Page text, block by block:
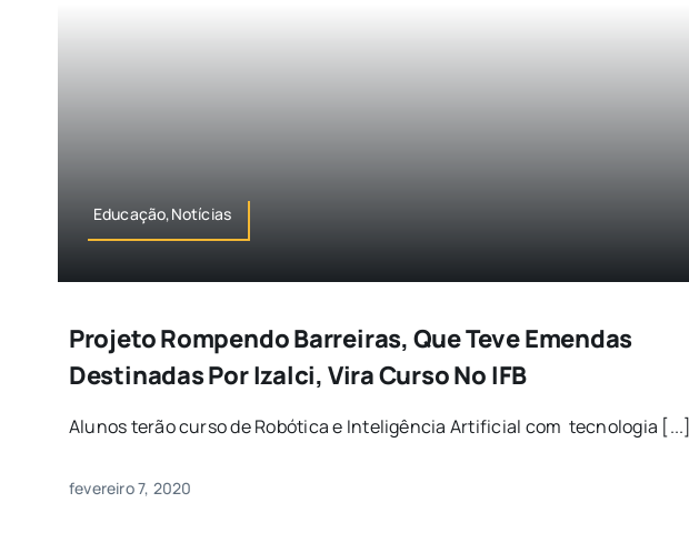
Educação,Notícias
Projeto Rompendo Barreiras, Que Teve Emendas
Destinadas Por Izalci, Vira Curso No IFB
Alunos terão curso de Robótica e Inteligência Artificial com tecnologia [...]
fevereiro 7, 2020